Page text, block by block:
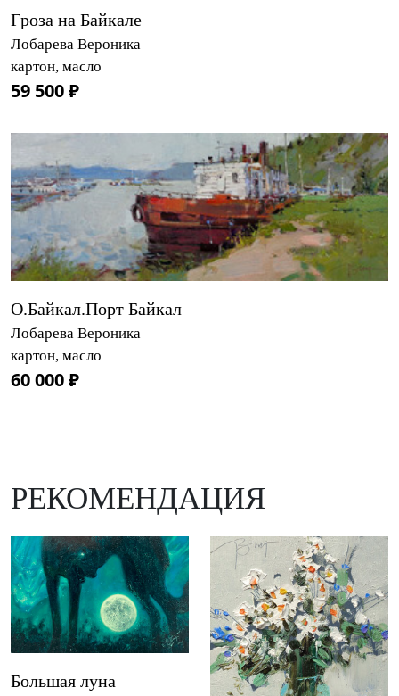
Гроза на Байкале
Лобарева Вероника
картон, масло
59 500 ₽
О.Байкал.Порт Байкал
Лобарева Вероника
картон, масло
60 000 ₽
РЕКОМЕНДАЦИЯ
Большая луна